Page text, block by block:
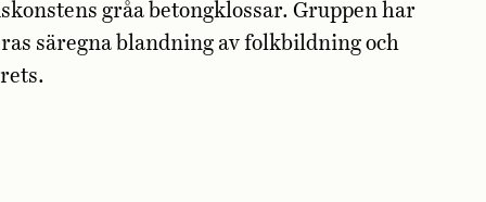
gråa betongklossar. Gruppen har
säregna blandning av folkbildning och